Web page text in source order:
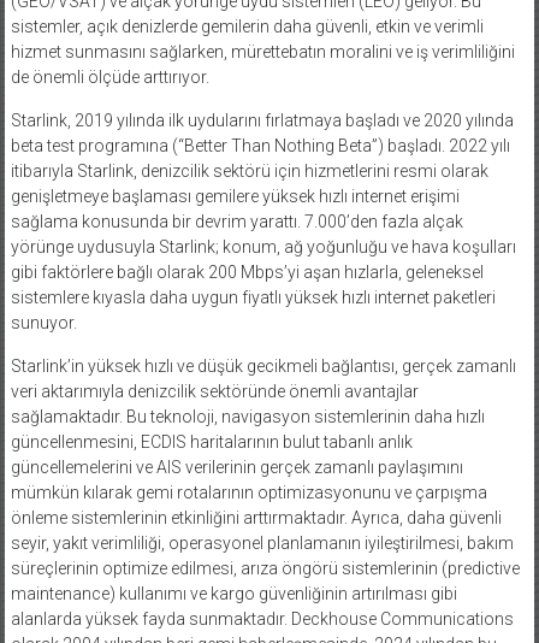
(GEO/VSAT) ve alçak yörünge uydu sistemleri (LEO) geliyor. Bu
sistemler, açık denizlerde gemilerin daha güvenli, etkin ve verimli
hizmet sunmasını sağlarken, mürettebatın moralini ve iş verimliliğini
de önemli ölçüde arttırıyor.
Starlink, 2019 yılında ilk uydularını fırlatmaya başladı ve 2020 yılında
beta test programına (“Better Than Nothing Beta”) başladı. 2022 yılı
itibarıyla Starlink, denizcilik sektörü için hizmetlerini resmi olarak
genişletmeye başlaması gemilere yüksek hızlı internet erişimi
sağlama konusunda bir devrim yarattı. 7.000’den fazla alçak
yörünge uydusuyla Starlink; konum, ağ yoğunluğu ve hava koşulları
gibi faktörlere bağlı olarak 200 Mbps’yi aşan hızlarla, geleneksel
sistemlere kıyasla daha uygun fiyatlı yüksek hızlı internet paketleri
sunuyor.
Starlink’in yüksek hızlı ve düşük gecikmeli bağlantısı, gerçek zamanlı
veri aktarımıyla denizcilik sektöründe önemli avantajlar
sağlamaktadır. Bu teknoloji, navigasyon sistemlerinin daha hızlı
güncellenmesini, ECDIS haritalarının bulut tabanlı anlık
güncellemelerini ve AIS verilerinin gerçek zamanlı paylaşımını
mümkün kılarak gemi rotalarının optimizasyonunu ve çarpışma
önleme sistemlerinin etkinliğini arttırmaktadır. Ayrıca, daha güvenli
seyir, yakıt verimliliği, operasyonel planlamanın iyileştirilmesi, bakım
süreçlerinin optimize edilmesi, arıza öngörü sistemlerinin (predictive
maintenance) kullanımı ve kargo güvenliğinin artırılması gibi
alanlarda yüksek fayda sunmaktadır. Deckhouse Communications